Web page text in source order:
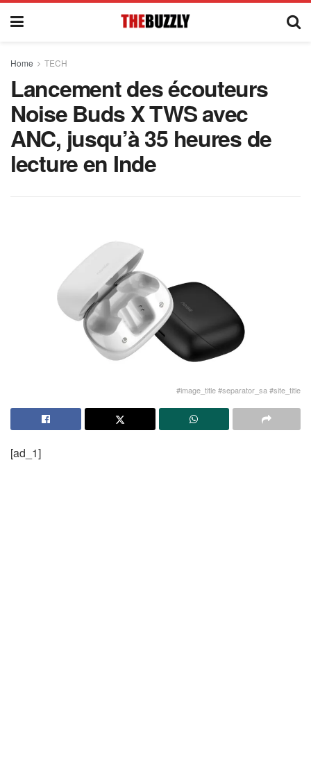
Home TECH
Lancement des écouteurs
Noise Buds X TWS avec
ANC, jusqu’à 35 heures de
lecture en Inde
#image_title #separator_sa #site_title
[ad_1]